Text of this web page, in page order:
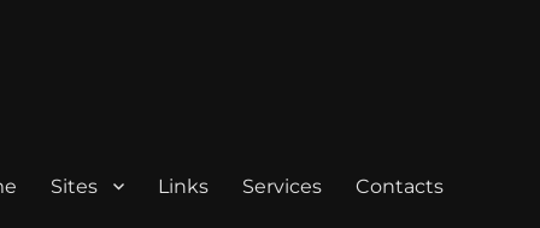
Sites Links Services Contacts